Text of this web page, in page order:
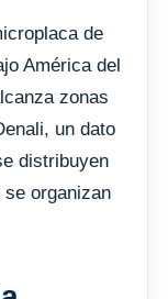
de
América del
zonas
un dato
distribuyen
organizan